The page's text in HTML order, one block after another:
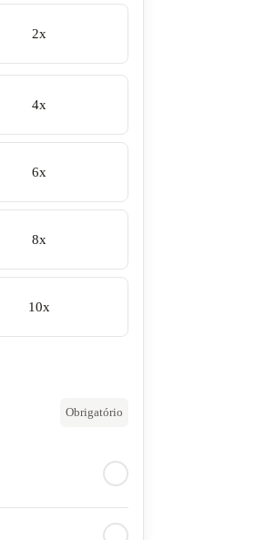
2x
4x
6x
8x
10x
Obrigatório